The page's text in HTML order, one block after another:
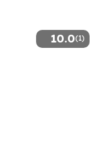
10.0(1)